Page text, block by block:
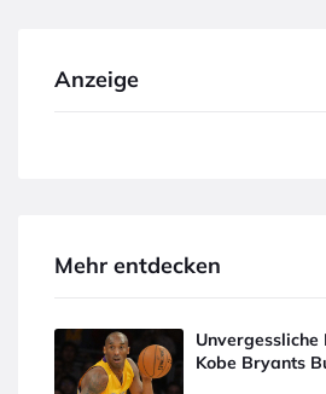
Anzeige
Mehr entdecken
Unvergessliche
Kobe Bryants